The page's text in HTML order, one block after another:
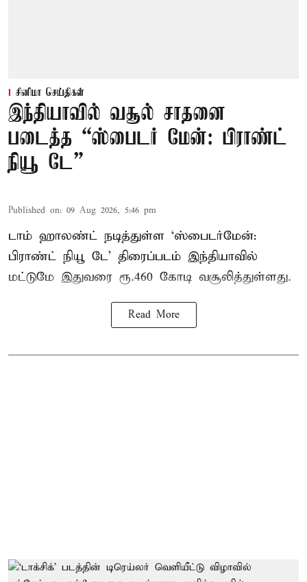
சினிமா செய்திகள்
இந்தியாவில் வசூல் சாதனை
படைத்த “ஸ்பைடர் மேன்: பிராண்ட்
நியூ டே”
Published on: 09 Aug 2026, 5:46 pm
டாம் ஹாலண்ட் நடித்துள்ள ‘ஸ்பைடர்மேன்:
பிராண்ட் நியூ டே’ திரைப்படம் இந்தியாவில்
மட்டுமே இதுவரை ரூ.460 கோடி வசூலித்துள்ளது.
Read More